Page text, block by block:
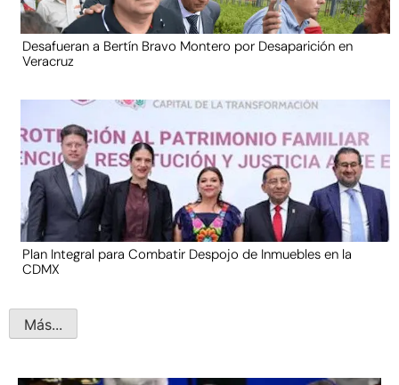
Desafueran a Bertín Bravo Montero por Desaparición en
Veracruz
Plan Integral para Combatir Despojo de Inmuebles en la
CDMX
Más...